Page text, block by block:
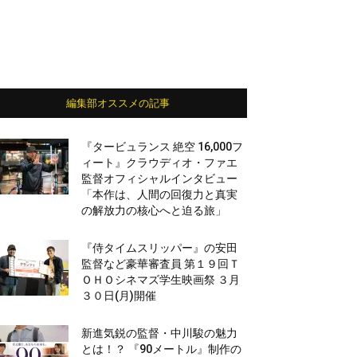
編集部オススメの記事
『タービュランス 絶空 16,000フ
ィート』クラウディオ・ファエ
監督オフィシャルインタビュー
「本作は、人間の回復力と真実
の解放力の核心へと迫る旅」
『侍タイムスリッパー』の安田
監督など豪華審査員 第１９回Ｔ
ＯＨＯシネマズ学生映画祭 ３月
３０日(月)開催
新進気鋭の監督・中川駿の魅力
とは！？ 『90メートル』制作の